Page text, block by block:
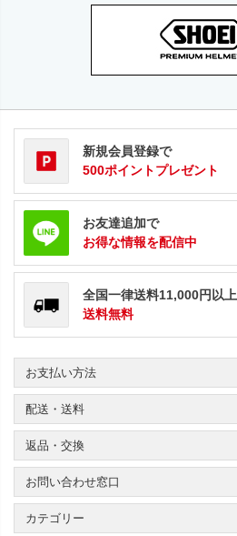
新規会員登録で
500ポイントプレゼント
お友達追加で
お得な情報を配信中
全国一律送料11,000円以上
送料無料
お支払い方法
配送・送料
返品・交換
お問い合わせ窓口
カテゴリー